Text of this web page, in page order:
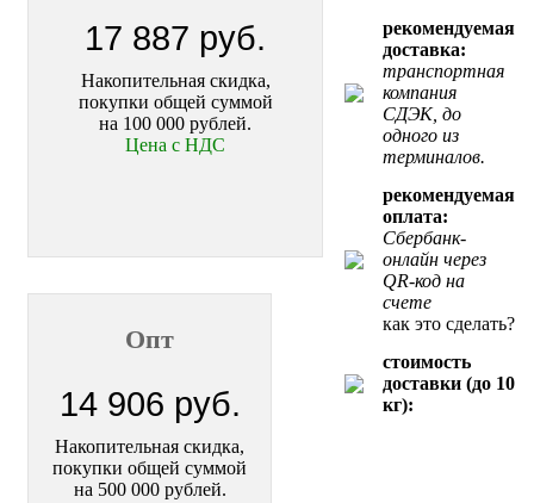
17 887 руб.
Накопительная скидка,
покупки общей суммой
на 100 000 рублей.
Цена с НДС
Опт
14 906 руб.
Накопительная скидка,
покупки общей суммой
на 500 000 рублей.
рекомендуемая
доставка:
транспортная
компания
СДЭК, до
одного из
терминалов.
рекомендуемая
оплата:
Сбербанк-
онлайн через
QR-код на
счете
как это сделать?
стоимость
доставки (до 10
кг):